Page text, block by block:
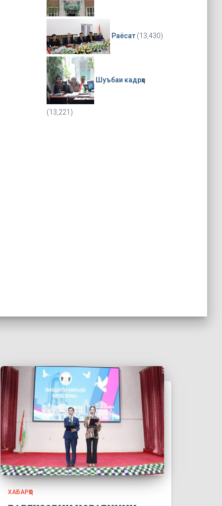
Раёсат (13,430)
Шуъбаи кадрҳо
(13,221)
ХАБАРҲО